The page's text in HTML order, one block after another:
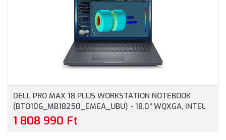
DELL PRO MAX 18 PLUS WORKSTATION NOTEBOOK
(BTO106_MB18250_EMEA_UBU) - 18.0" WQXGA, INTEL
CORE ULTRA 9-285HX, 32GB RAM, 1TB SSD, NVIDIA RTX
PRO 3000 BLACKWELL 12GB, MAGYAR BILLENTYŰZET,
1 808 990 Ft